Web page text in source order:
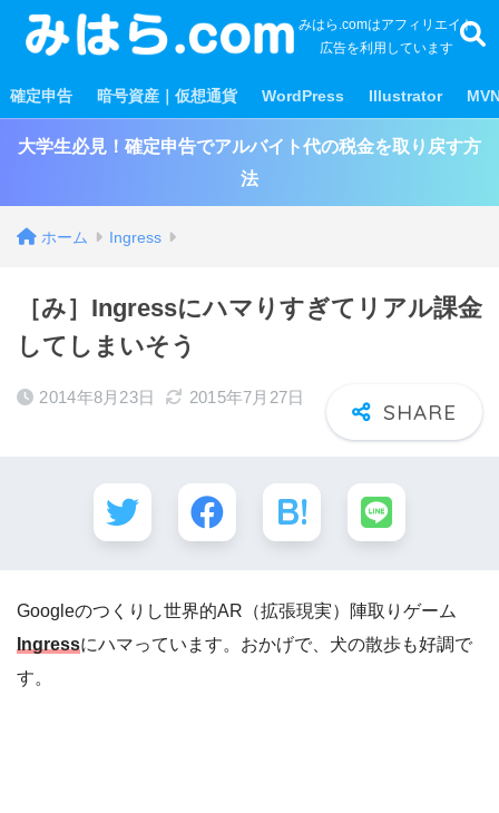
みはら.comはアフィリエイト
広告を利用しています
確定申告 暗号資産｜仮想通貨 WordPress Illustrator
大学生必見！確定申告でアルバイト代の税金を取り戻す方
法
ホーム Ingress
［み］Ingressにハマりすぎてリアル課金
してしまいそう
2014年8月23日 2015年7月27日
Googleのつくりし世界的AR（拡張現実）陣取りゲーム
Ingressにハマっています。おかげで、犬の散歩も好調で
す。